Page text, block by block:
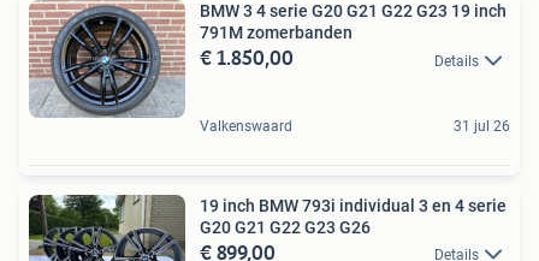
BMW 3 4 serie G20 G21 G22 G23 19 inch
791M zomerbanden
€ 1.850,00 Details
Valkenswaard 31 jul 26
19 inch BMW 793i individual 3 en 4 serie
G20 G21 G22 G23 G26
€ 899,00 Details